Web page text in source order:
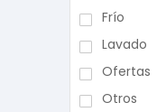
Frío
Lavado
Ofertas
Otros